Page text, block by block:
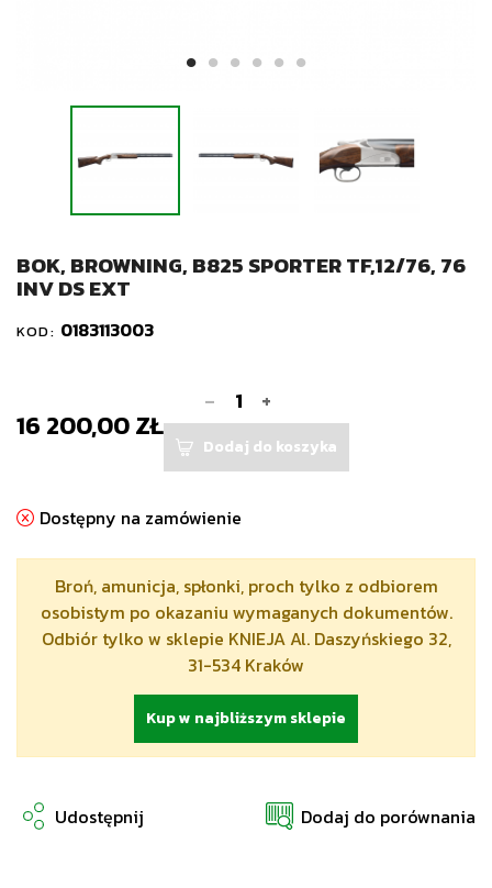
BOK, BROWNING, B825 SPORTER TF,12/76, 76
INV DS EXT
KOD: 0183113003
16 200,00 ZŁ
- +
Dodaj do koszyka
Dostępny na zamówienie
Broń, amunicja, spłonki, proch tylko z odbiorem
osobistym po okazaniu wymaganych dokumentów.
Odbiór tylko w sklepie KNIEJA Al. Daszyńskiego 32,
31-534 Kraków
Kup w najbliższym sklepie
Udostępnij Dodaj do porównania